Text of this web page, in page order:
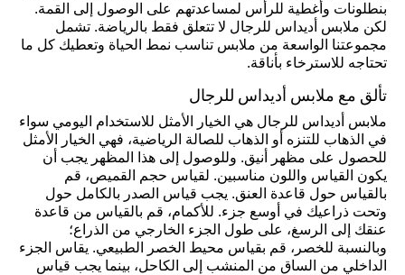
بنطلونات وأغطية للرأس لمساعدتهم على الوصول إلى القمة.
لكن ملابس أديداس للرجال لا تتعلق فقط بالرياضة. تشمل
مجموعتنا الواسعة من ملابس تناسب نمط الحياة وتعطيك كل ما
تحتاجه للاسترخاء بأناقة.
تألق مع ملابس أديداس للرجال
ملابس أديداس للرجال هي الخيار الأمثل للاستخدام اليومي سواء
في الذهاب للتنزه أو الذهاب للصالة الرياضية، فهي الخيار الأمثل
للحصول على مظهر أنيق. وللوصول إلى هذا المظهر يجب أن
يكون القياس واللون مناسبين. لقياس حجم القميص، قم
بالقياس حول قاعدة العنق. يجب قياس الصدر بالكامل حول
وتحت ذراعيك في أوسع جزء. للأكمام، قم بالقياس من قاعدة
عنقك إلى الرسغ، على طول الجزء الخارجي من الذراع؛
وبالنسبة للخصر، قم بقياس محيط الخصر الطبيعي. يقاس الجزء
الداخلي من الساق من المنشب إلى الكاحل، بينما يجب قياس